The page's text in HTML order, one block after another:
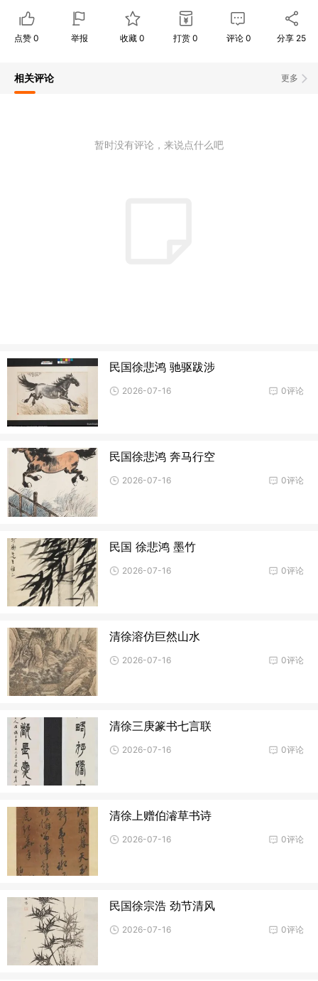
点赞 0 举报 收藏0 打赏 0 评论 0 分享 25
更多
相关评论
暂时没有评论，来说点什么吧
民国徐悲鸿 驰驱跋涉
0评论
2026-07-16
民国徐悲鸿 奔马行空
0评论
2026-07-16
民国 徐悲鸿 墨竹
0评论
2026-07-16
清徐溶仿巨然山水
0评论
2026-07-16
清徐三庚篆书七言联
0评论
2026-07-16
清徐上赠伯濬草书诗
0评论
2026-07-16
民国徐宗浩 劲节清风
0评论
2026-07-16